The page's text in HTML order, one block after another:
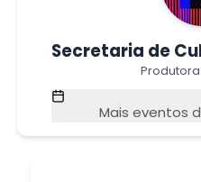
Secretaria de
Mais eventos